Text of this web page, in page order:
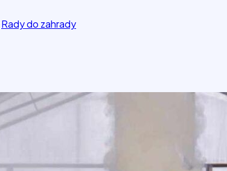
Rady do zahrady